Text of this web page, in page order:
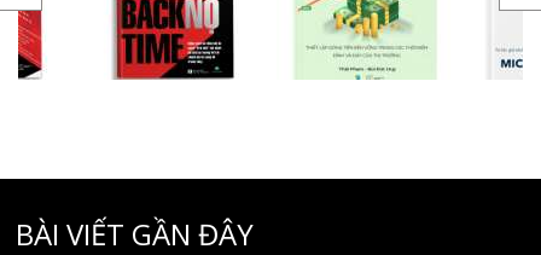
BÀI VIẾT GẦN ĐÂY